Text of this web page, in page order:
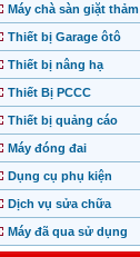
Máy chà sàn giặt thảm
Thiết bị Garage ôtô
Thiết bị nâng hạ
Thiết Bị PCCC
Thiết bị quảng cáo
Máy đóng đai
Dụng cụ phụ kiện
Dịch vụ sửa chữa
Máy đã qua sử dụng